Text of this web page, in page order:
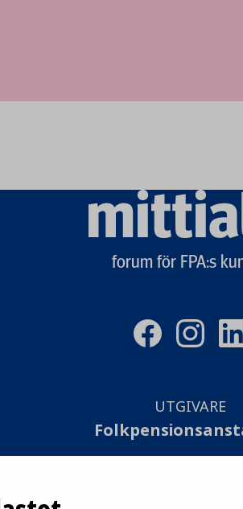
Mittiallt
forum för FPA:s
UTGIVARE